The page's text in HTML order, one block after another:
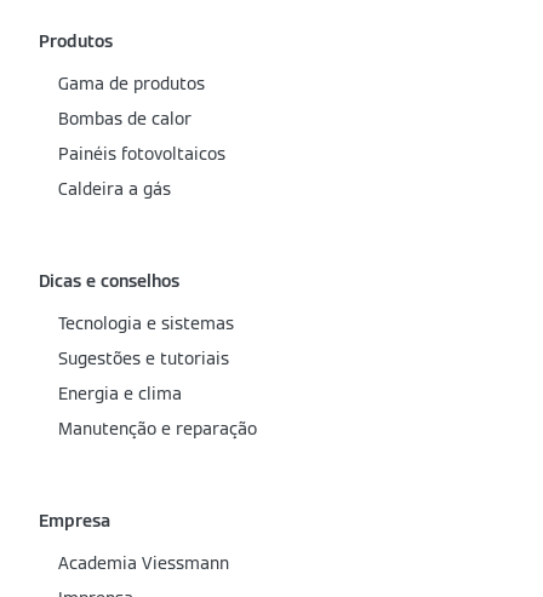
Produtos
Gama de produtos
Bombas de calor
Painéis fotovoltaicos
Caldeira a gás
Dicas e conselhos
Tecnologia e sistemas
Sugestões e tutoriais
Energia e clima
Manutenção e reparação
Empresa
Academia Viessmann